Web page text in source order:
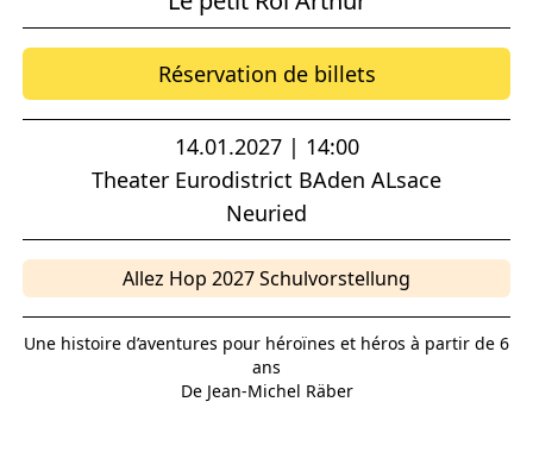
Réservation de billets
14.01.2027 | 14:00
Theater Eurodistrict BAden ALsace
Neuried
Allez Hop 2027 Schulvorstellung
Une histoire d’aventures pour héroïnes et héros à partir de 6
ans
De Jean-Michel Räber